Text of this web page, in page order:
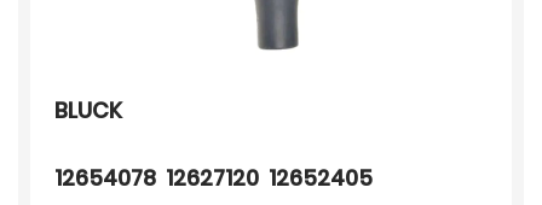
BLUCK
12654078 12627120 12652405